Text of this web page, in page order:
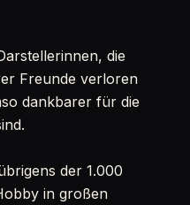
die
Freunde verloren
dankbarer für die
der 1.000
in großen